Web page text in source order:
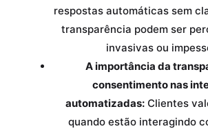
respostas automáticas sem
transparência podem ser
invasivas ou
A importância da
consentimento nas
automatizadas:Clientes
quando estão interagindo